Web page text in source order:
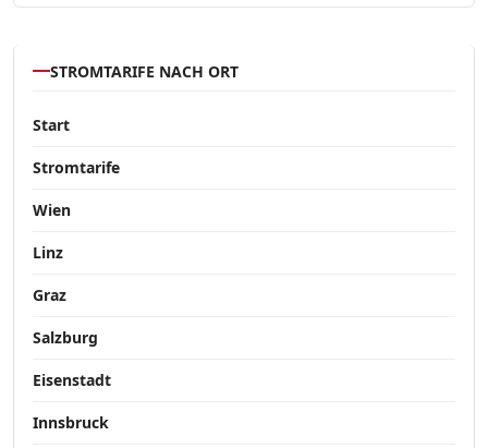
STROMTARIFE NACH ORT
Start
Stromtarife
Wien
Linz
Graz
Salzburg
Eisenstadt
Innsbruck